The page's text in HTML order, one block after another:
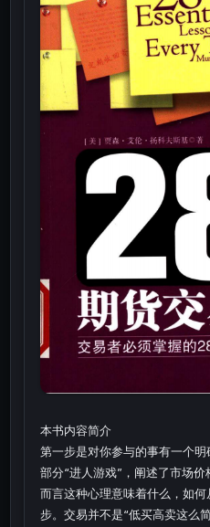
本书内容简介
第一步是对你参与的事有一个
部分“进人游戏”，阐述了市场
而言这种心理意味着什么，如
步。交易并不是“低买高卖这么